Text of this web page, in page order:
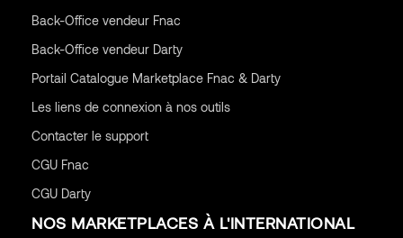
Back-Office vendeur Fnac
Back-Office vendeur Darty
Portail Catalogue Marketplace Fnac & Darty
Les liens de connexion à nos outils
Contacter le support
CGUFnac
CGUDarty
NOS MARKETPLACES À L'INTERNATIONAL